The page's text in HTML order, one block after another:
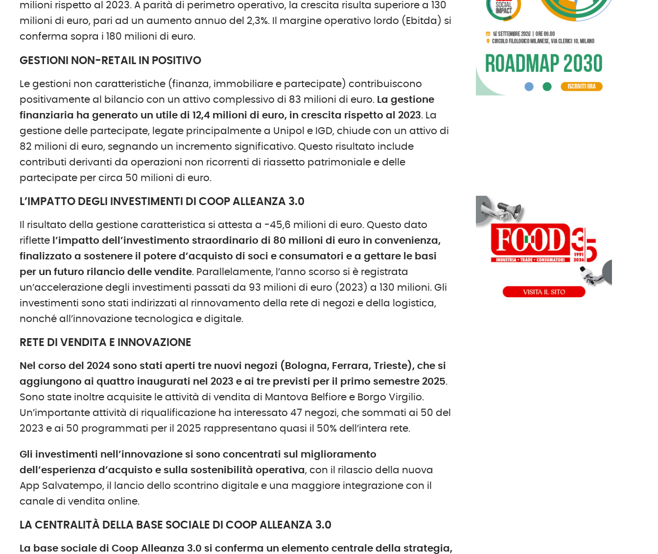
milioni rispetto al 2023. A parità di perimetro operativo, la crescita risulta superiore a 130
milioni di euro, pari ad un aumento annuo del 2,3%. Il margine operativo lordo (Ebitda) si
conferma sopra i 180 milioni di euro.
GESTIONI NON-RETAIL IN POSITIVO
Le gestioni non caratteristiche (finanza, immobiliare e partecipate) contribuiscono
positivamente al bilancio con un attivo complessivo di 83 milioni di euro. La gestione
finanziaria ha generato un utile di 12,4 milioni di euro, in crescita rispetto al 2023. La
gestione delle partecipate, legate principalmente a Unipol e IGD, chiude con un attivo di
82 milioni di euro, segnando un incremento significativo. Questo risultato include
contributi derivanti da operazioni non ricorrenti di riassetto patrimoniale e delle
partecipate per circa 50 milioni di euro.
L’IMPATTO DEGLI INVESTIMENTI DI COOP ALLEANZA 3.0
Il risultato della gestione caratteristica si attesta a -45,6 milioni di euro. Questo dato
riflette l’impatto dell’investimento straordinario di 80 milioni di euro in convenienza,
finalizzato a sostenere il potere d’acquisto di soci e consumatori e a gettare le basi
per un futuro rilancio delle vendite. Parallelamente, l’anno scorso si è registrata
un’accelerazione degli investimenti passati da 93 milioni di euro (2023) a 130 milioni. Gli
investimenti sono stati indirizzati al rinnovamento della rete di negozi e della logistica,
nonché all’innovazione tecnologica e digitale.
RETE DI VENDITA E INNOVAZIONE
Nel corso del 2024 sono stati apertitre nuovi negozi (Bologna, Ferrara, Trieste), che si
aggiungono aiquattro inaugurati nel 2023 e aitre previsti per il primo semestre 2025.
Sono state inoltre acquisite le attività di vendita di Mantova Belfiore e Borgo Virgilio.
Un’importante attività di riqualificazione ha interessato 47 negozi, che sommati ai 50 del
2023 e ai 50 programmati per il 2025 rappresentano quasi il 50% dell’intera rete.
Gli investimenti nell’innovazione si sono concentrati sul miglioramento
dell’esperienza d’acquisto e sulla sostenibilità operativa, con il rilascio della nuova
App Salvatempo, il lancio dello scontrino digitale e una maggiore integrazione con il
canale di vendita online.
LA CENTRALITÀ DELLA BASE SOCIALE DI COOP ALLEANZA 3.0
La base sociale di Coop Alleanza 3.0 si conferma un elemento centrale della strategia,